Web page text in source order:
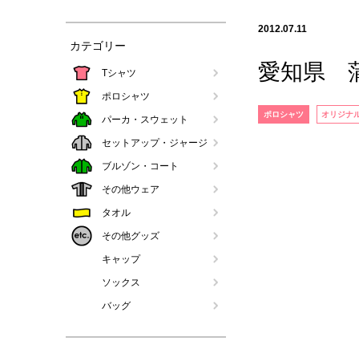
カテゴリー
Tシャツ
ポロシャツ
パーカ・スウェット
セットアップ・ジャージ
ブルゾン・コート
その他ウェア
タオル
その他グッズ
キャップ
ソックス
バッグ
2012.07.11
愛知県
ポロシャツ オリジナ